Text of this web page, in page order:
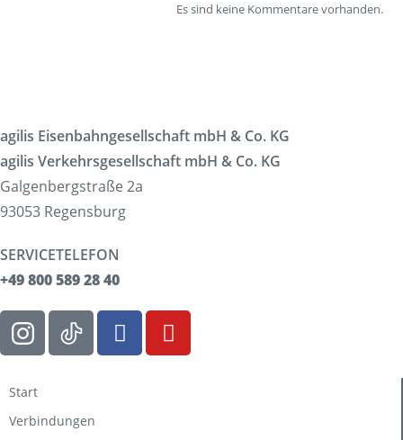
Es sind keine Kommentare vorhanden.
agilis Eisenbahngesellschaft mbH & Co. KG
agilis Verkehrsgesellschaft mbH & Co. KG
Galgenbergstraße 2a
93053 Regensburg
SERVICETELEFON
+49 800 589 28 40
Start
Verbindungen